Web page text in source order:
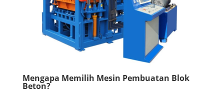
Mengapa Memilih Mesin Pembuatan Blok
Beton?